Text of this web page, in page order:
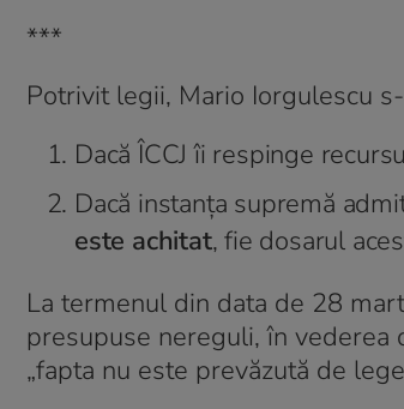
***
Potrivit legii, Mario Iorgulescu
Dacă ÎCCJ îi respinge
Dacă instanța supremă
este achitat, fie dosarul
La termenul din data de 28
presupuse nereguli, în vederea
„fapta nu este prevăzută de